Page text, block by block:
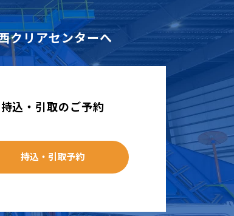
クリアセンターへ
持込・引取のご予約
持込・引取予約